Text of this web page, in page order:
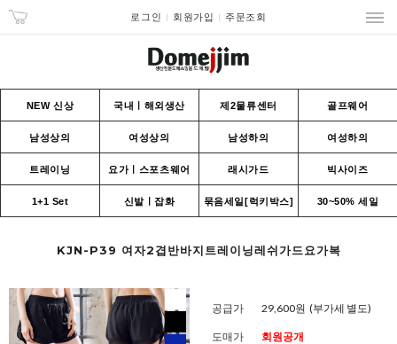
로그인 회원가입 주문조회
NEW 신상 국내ㅣ해외생산 제2물류센터 골프웨어
남성상의 여성상의 남성하의 여성하의
트레이닝 요가ㅣ스포츠웨어 래시가드 빅사이즈
1+1 Set 신발ㅣ잡화 묶음세일[럭키박스] 30~50% 세일
KJN-P39 여자2겹반바지트레이닝레쉬가드요가복
공급가 29,600원 (부가세 별도)
도매가 회원공개